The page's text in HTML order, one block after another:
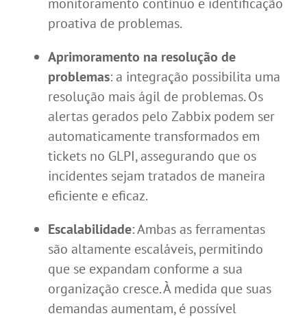
proativa de problemas.
Aprimoramento na resolução de
problemas: a integração possibilita uma
resolução mais ágil de problemas. Os
alertas gerados pelo Zabbix podem ser
automaticamente transformados em
tickets no GLPI, assegurando que os
incidentes sejam tratados de maneira
eficiente e eficaz.
Escalabilidade: Ambas as ferramentas
são altamente escaláveis, permitindo
que se expandam conforme a sua
organização cresce. À medida que suas
demandas aumentam, é possível